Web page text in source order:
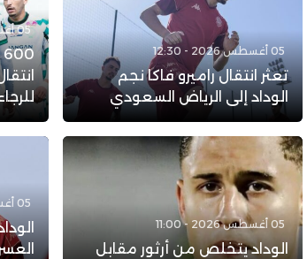
05 أغسطس 2026 - 12:30
تعثر انتقال راميرو فاكا نجم
الوداد إلى الرياض السعودي
05 أغسطس 2026 - 12:08
05 أغسطس 2026 - 11:00
الوداد يتخلص من أرثور مقابل
05 أغسطس 2026 - 10:30